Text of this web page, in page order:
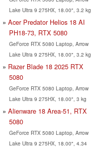
Lake Ultra 9 275HX, 18.00", 3.2 kg
Acer Predator Helios 18 AI
PH18-73, RTX 5080
GeForce RTX 5080 Laptop, Arrow
Lake Ultra 9 275HX, 18.00", 3.2 kg
Razer Blade 18 2025 RTX
5080
GeForce RTX 5080 Laptop, Arrow
Lake Ultra 9 275HX, 18.00", 3 kg
Alienware 18 Area-51, RTX
5080
GeForce RTX 5080 Laptop, Arrow
Lake Ultra 9 275HX, 18.00", 4.34